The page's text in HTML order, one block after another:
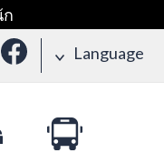
Language